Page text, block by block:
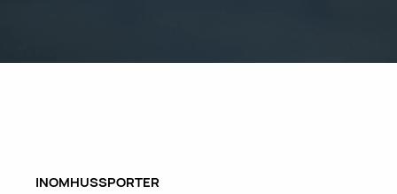
INOMHUSSPORTER